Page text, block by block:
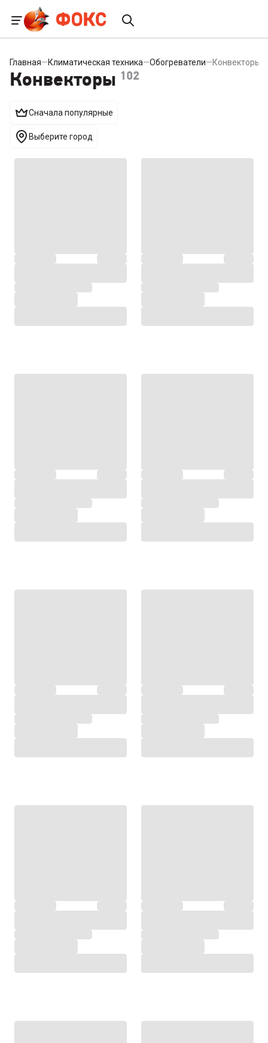
Главная—Климатическая техника—Обогреватели—Конвекторы
Конвекторы 102
Сначала популярные
Выберите город